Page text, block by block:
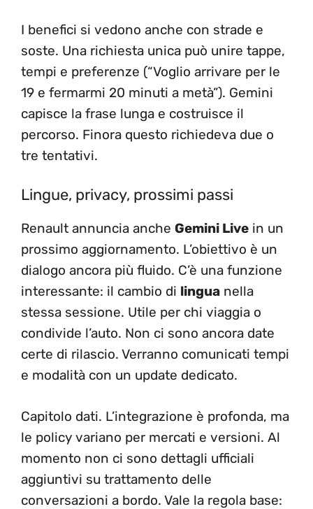
I benefici si vedono anche con strade e
soste. Una richiesta unica può unire tappe,
tempi e preferenze (“Voglio arrivare per le
19 e fermarmi 20 minuti a metà”). Gemini
capisce la frase lunga e costruisce il
percorso. Finora questo richiedeva due o
tre tentativi.
Lingue, privacy, prossimi passi
Renault annuncia anche Gemini Live in un
prossimo aggiornamento. L’obiettivo è un
dialogo ancora più fluido. C’è una funzione
interessante: il cambio di lingua nella
stessa sessione. Utile per chi viaggia o
condivide l’auto. Non ci sono ancora date
certe di rilascio. Verranno comunicati tempi
e modalità con un update dedicato.
Capitolo dati. L’integrazione è profonda, ma
le policy variano per mercati e versioni. Al
momento non ci sono dettagli ufficiali
aggiuntivi su trattamento delle
conversazioni a bordo. Vale la regola base: